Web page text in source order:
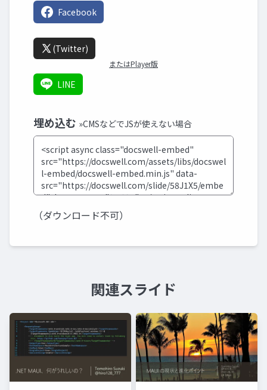
Facebook
(Twitter)
またはPlayer版
LINE
埋め込む »CMSなどでJSが使えない場合
（ダウンロード不可）
関連スライド